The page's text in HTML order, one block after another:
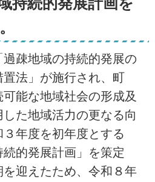
疎地域の持続的発展の
法」が施行され、町
能な地域社会の形成及
た地域活力の更なる向
３年度を初年度とする
続的発展計画」を策定
を迎えたため、令和８年